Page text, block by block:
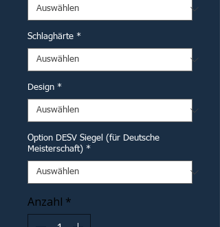
Schlaghärte *
Design *
Option DESV Siegel (für Deutsche
Meisterschaft) *
Anzahl *